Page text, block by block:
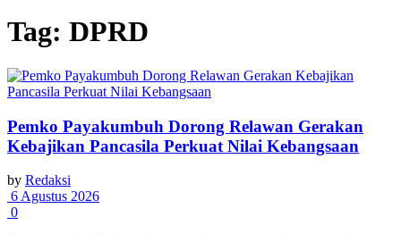
Tag: DPRD
Pemko Payakumbuh Dorong Relawan Gerakan
Kebajikan Pancasila Perkuat Nilai Kebangsaan
by Redaksi
6 Agustus 2026
0